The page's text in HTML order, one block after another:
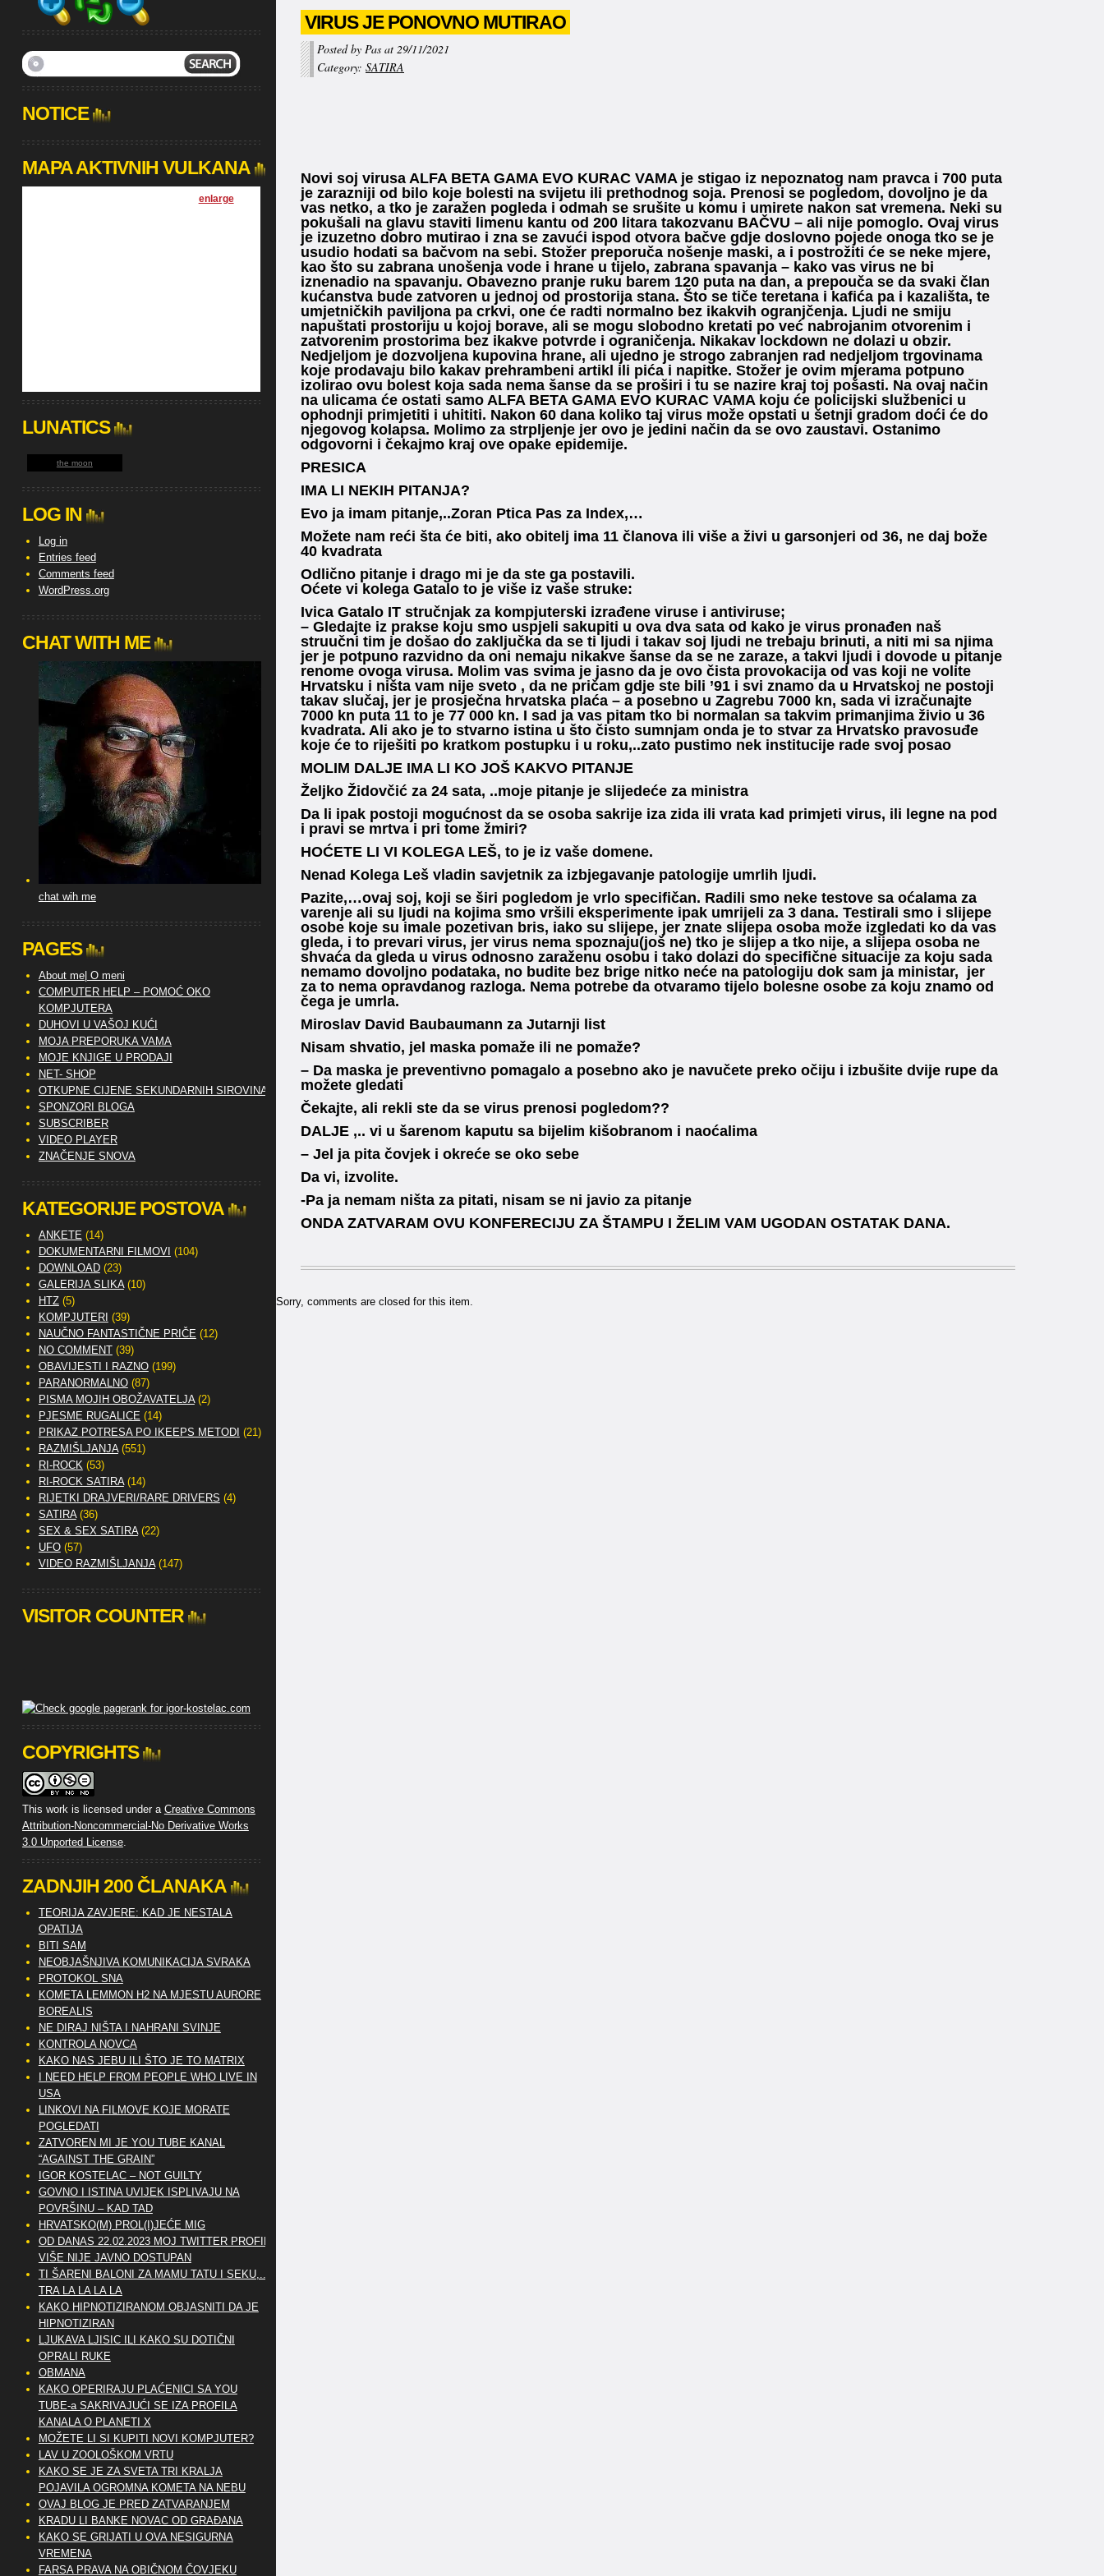
VIRUS JE PONOVNO MUTIRAO
Posted by Pas at 29/11/2021
Category: SATIRA
Novi soj virusa ALFA BETA GAMA EVO KURAC VAMA je stigao iz nepoznatog nam pravca i 700 puta
je zarazniji od bilo koje bolesti na svijetu ili prethodnog soja. Prenosi se pogledom, dovoljno je da
vas netko, a tko je zaražen pogleda i odmah se srušite u komu i umirete nakon sat vremena. Neki su
pokušali na glavu staviti limenu kantu od 200 litara takozvanu BAČVU – ali nije pomoglo. Ovaj virus
je izuzetno dobro mutirao i zna se zavući ispod otvora bačve gdje doslovno pojede onoga tko se je
usudio hodati sa bačvom na sebi. Stožer preporuča nošenje maski, a i postrožiti će se neke mjere,
kao što su zabrana unošenja vode i hrane u tijelo, zabrana spavanja – kako vas virus ne bi
iznenadio na spavanju. Obavezno pranje ruku barem 120 puta na dan, a prepouča se da svaki član
kućanstva bude zatvoren u jednoj od prostorija stana. Što se tiče teretana i kafića pa i kazališta, te
umjetničkih paviljona pa crkvi, one će radti normalno bez ikakvih ogranjčenja. Ljudi ne smiju
napuštati prostoriju u kojoj borave, ali se mogu slobodno kretati po već nabrojanim otvorenim i
zatvorenim prostorima bez ikakve potvrde i ograničenja. Nikakav lockdown ne dolazi u obzir.
Nedjeljom je dozvoljena kupovina hrane, ali ujedno je strogo zabranjen rad nedjeljom trgovinama
koje prodavaju bilo kakav prehrambeni artikl ili pića i napitke. Stožer je ovim mjerama potpuno
izolirao ovu bolest koja sada nema šanse da se proširi i tu se nazire kraj toj pošasti. Na ovaj način
na ulicama će ostati samo ALFA BETA GAMA EVO KURAC VAMA koju će policijski službenici u
ophodnji primjetiti i uhititi. Nakon 60 dana koliko taj virus može opstati u šetnji gradom doći će do
njegovog kolapsa. Molimo za strpljenje jer ovo je jedini način da se ovo zaustavi. Ostanimo
odgovorni i čekajmo kraj ove opake epidemije.
PRESICA
IMA LI NEKIH PITANJA?
Evo ja imam pitanje,..Zoran Ptica Pas za Index,…
Možete nam reći šta će biti, ako obitelj ima 11 članova ili više a živi u garsonjeri od 36, ne daj bože
40 kvadrata
Odlično pitanje i drago mi je da ste ga postavili.
Oćete vi kolega Gatalo to je više iz vaše struke:
Ivica Gatalo IT stručnjak za kompjuterski izrađene viruse i antiviruse;
– Gledajte iz prakse koju smo uspjeli sakupiti u ova dva sata od kako je virus pronađen naš
struučni tim je došao do zaključka da se ti ljudi i takav soj ljudi ne trebaju brinuti, a niti mi sa njima
jer je potpuno razvidno da oni nemaju nikakve šanse da se ne zaraze, a takvi ljudi i dovode u pitanje
renome ovoga virusa. Molim vas svima je jasno da je ovo čista provokacija od vas koji ne volite
Hrvatsku i ništa vam nije sveto , da ne pričam gdje ste bili ’91 i svi znamo da u Hrvatskoj ne postoji
takav slučaj, jer je prosječna hrvatska plaća – a posebno u Zagrebu 7000 kn, sada vi izračunajte
7000 kn puta 11 to je 77 000 kn. I sad ja vas pitam tko bi normalan sa takvim primanjima živio u 36
kvadrata. Ali ako je to stvarno istina u što čisto sumnjam onda je to stvar za Hrvatsko pravosuđe
koje će to riješiti po kratkom postupku i u roku,..zato pustimo nek institucije rade svoj posao
MOLIM DALJE IMA LI KO JOŠ KAKVO PITANJE
Željko Židovčić za 24 sata, ..moje pitanje je slijedeće za ministra
Da li ipak postoji mogućnost da se osoba sakrije iza zida ili vrata kad primjeti virus, ili legne na pod
i pravi se mrtva i pri tome žmiri?
HOĆETE LI VI KOLEGA LEŠ, to je iz vaše domene.
Nenad Kolega Leš vladin savjetnik za izbjegavanje patologije umrlih ljudi.
Pazite,…ovaj soj, koji se širi pogledom je vrlo specifičan. Radili smo neke testove sa oćalama za
varenje ali su ljudi na kojima smo vršili eksperimente ipak umrijeli za 3 dana. Testirali smo i slijepe
osobe koje su imale pozetivan bris, iako su slijepe, jer znate slijepa osoba može izgledati ko da vas
gleda, i to prevari virus, jer virus nema spoznaju(još ne) tko je slijep a tko nije, a slijepa osoba ne
shvaća da gleda u virus odnosno zaraženu osobu i tako dolazi do specifične situacije za koju sada
nemamo dovoljno podataka, no budite bez brige nitko neće na patologiju dok sam ja ministar, jer
za to nema opravdanog razloga. Nema potrebe da otvaramo tijelo bolesne osobe za koju znamo od
čega je umrla.
Miroslav David Baubaumann za Jutarnji list
Nisam shvatio, jel maska pomaže ili ne pomaže?
– Da maska je preventivno pomagalo a posebno ako je navučete preko očiju i izbušite dvije rupe da
možete gledati
Čekajte, ali rekli ste da se virus prenosi pogledom??
DALJE ,.. vi u šarenom kaputu sa bijelim kišobranom i naoćalima
– Jel ja pita čovjek i okreće se oko sebe
Da vi, izvolite.
-Pa ja nemam ništa za pitati, nisam se ni javio za pitanje
ONDA ZATVARAM OVU KONFERECIJU ZA ŠTAMPU I ŽELIM VAM UGODAN OSTATAK DANA.
Sorry, comments are closed for this item.
NOTICE
MAPA AKTIVNIH VULKANA
enlarge]
LUNATICS
the moon
LOG IN
Log in
Entries feed
Comments feed
WordPress.org
CHAT WITH ME
chat wih me
PAGES
About me| O meni
COMPUTER HELP – POMOĆ OKO
KOMPJUTERA
DUHOVI U VAŠOJ KUĆI
MOJA PREPORUKA VAMA
MOJE KNJIGE U PRODAJI
NET- SHOP
OTKUPNE CIJENE SEKUNDARNIH SIROVINA
SPONZORI BLOGA
SUBSCRIBER
VIDEO PLAYER
ZNAČENJE SNOVA
KATEGORIJE POSTOVA
ANKETE (14)
DOKUMENTARNI FILMOVI (104)
DOWNLOAD(23)
GALERIJA SLIKA(10)
HTZ(5)
KOMPJUTERI (39)
NAUČNO FANTASTIČNE PRIČE (12)
NO COMMENT(39)
OBAVIJESTI I RAZNO(199)
PARANORMALNO(87)
PISMA MOJIH OBOŽAVATELJA(2)
PJESME RUGALICE (14)
PRIKAZ POTRESA PO IKEEPS METODI (21)
RAZMIŠLJANJA(551)
RI-ROCK(53)
RI-ROCK SATIRA(14)
RIJETKI DRAJVERI/RARE DRIVERS (4)
SATIRA(36)
SEX & SEX SATIRA(22)
UFO(57)
VIDEO RAZMIŠLJANJA(147)
VISITOR COUNTER
COPYRIGHTS
This work is licensed under a Creative Commons
Attribution-Noncommercial-No Derivative Works
3.0 Unported License.
ZADNJIH 200 ČLANAKA
TEORIJA ZAVJERE: KAD JE NESTALA
OPATIJA
BITI SAM
NEOBJAŠNJIVA KOMUNIKACIJA SVRAKA
PROTOKOL SNA
KOMETA LEMMON H2 NA MJESTU AURORE
BOREALIS
NE DIRAJ NIŠTA I NAHRANI SVINJE
KONTROLA NOVCA
KAKO NAS JEBU ILI ŠTO JE TO MATRIX
I NEED HELP FROM PEOPLE WHO LIVE IN
USA
LINKOVI NA FILMOVE KOJE MORATE
POGLEDATI
ZATVOREN MI JE YOU TUBE KANAL
“AGAINST THE GRAIN”
IGOR KOSTELAC – NOT GUILTY
GOVNO I ISTINA UVIJEK ISPLIVAJU NA
POVRŠINU – KAD TAD
HRVATSKO(M) PROL(I)JEĆE MIG
OD DANAS 22.02.2023 MOJ TWITTER PROFIL
VIŠE NIJE JAVNO DOSTUPAN
TI ŠARENI BALONI ZA MAMU TATU I SEKU,..
TRA LA LA LA LA
KAKO HIPNOTIZIRANOM OBJASNITI DA JE
HIPNOTIZIRAN
LJUKAVA LJISIC ILI KAKO SU DOTIČNI
OPRALI RUKE
OBMANA
KAKO OPERIRAJU PLAĆENICI SA YOU
TUBE-a SAKRIVAJUĆI SE IZA PROFILA
KANALA O PLANETI X
MOŽETE LI SI KUPITI NOVI KOMPJUTER?
LAV U ZOOLOŠKOM VRTU
KAKO SE JE ZA SVETA TRI KRALJA
POJAVILA OGROMNA KOMETA NA NEBU
OVAJ BLOG JE PRED ZATVARANJEM
KRADU LI BANKE NOVAC OD GRAĐANA
KAKO SE GRIJATI U OVA NESIGURNA
VREMENA
FARSA PRAVA NA OBIČNOM ČOVJEKU